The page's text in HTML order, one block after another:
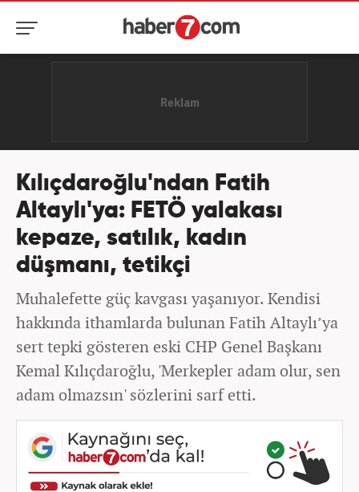
Kılıçdaroğlu'ndan Fatih
Altaylı'ya: FETÖ yalakası
kepaze, satılık, kadın
düşmanı, tetikçi
Muhalefette güç kavgası yaşanıyor. Kendisi
hakkında ithamlarda bulunan Fatih Altaylı’ya
sert tepki gösteren eski CHP Genel Başkanı
Kemal Kılıçdaroğlu, 'Merkepler adam olur, sen
adam olmazsın' sözlerini sarf etti.